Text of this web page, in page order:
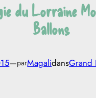
du Lorraine
Ballons
—parMagalidansGrand